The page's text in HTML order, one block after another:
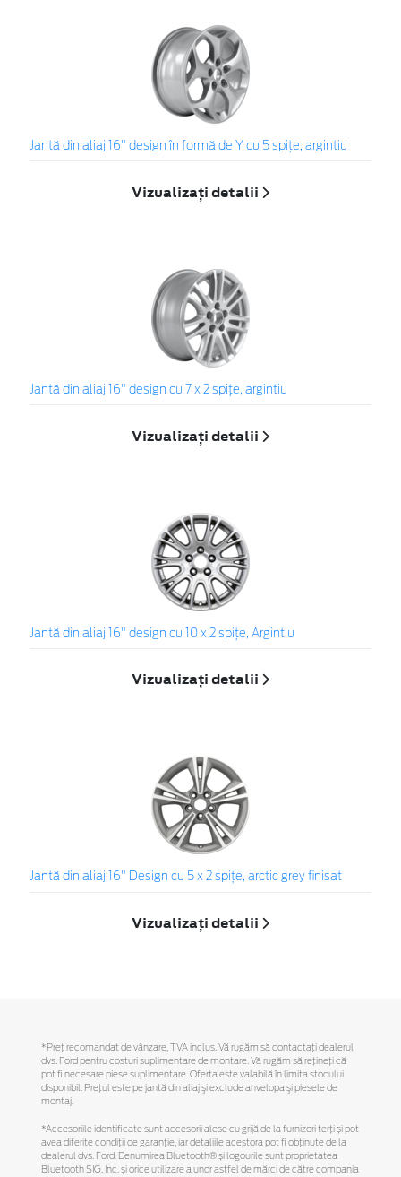
Jantă din aliaj 16" design în formă de Y cu 5 spiţe, argintiu
Vizualizați detalii
Jantă din aliaj 16" design cu 7 x 2 spiţe, argintiu
Vizualizați detalii
Jantă din aliaj 16" design cu 10 x 2 spiţe, Argintiu
Vizualizați detalii
Jantă din aliaj 16" Design cu 5 x 2 spiţe, arctic grey finisat
Vizualizați detalii
*Preţ recomandat de vânzare, TVA inclus. Vă rugăm să contactaţi dealerul
dvs. Ford pentru costuri suplimentare de montare. Vă rugăm să reţineţi că
pot fi necesare piese suplimentare. Oferta este valabilă în limita stocului
disponibil. Preţul este pe jantă din aliaj şi exclude anvelopa şi piesele de
montaj.
*Accesoriile identificate sunt accesorii alese cu grijă de la furnizori terți și pot
avea diferite condiții de garanție, iar detaliile acestora pot fi obținute de la
dealerul dvs. Ford. Denumirea Bluetooth® și logourile sunt proprietatea
Bluetooth SIG, Inc. și orice utilizare a unor astfel de mărci de către compania